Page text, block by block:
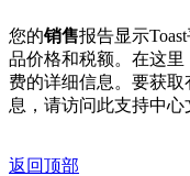
您的销售报告显示
品价格和税额。在这
费的详细信息。要获
息，请访问此支持中心
返回顶部